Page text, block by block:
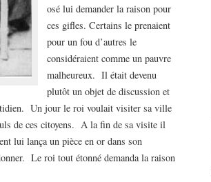
osé lui demander la raison pour
ces gifles. Certains le prenaient
pour un fou d’autres le
considéraient comme un pauvre
malheureux. Il était devenu
plutôt un objet de discussion et
Un jour le roi voulait visiter sa ville
de ces citoyens. A la fin de sa visite il
lui lança un pièce en or dans son
Le roi tout étonné demanda la raison